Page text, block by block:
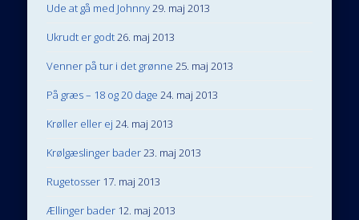
Ude at gå med Johnny29. maj 2013
Ukrudt er godt26. maj 2013
Venner på tur i det grønne 25. maj 2013
På græs – 18 og 20 dage 24. maj 2013
Krøller eller ej 24. maj 2013
Krølgæslinger bader23. maj 2013
Rugetosser 17. maj 2013
Ællinger bader 12. maj 2013